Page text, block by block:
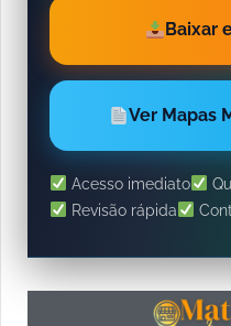
Baixar
Ver Mapas
Acesso imediato
Revisão rápida